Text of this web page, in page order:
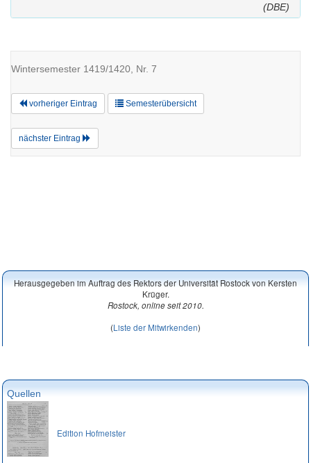
(DBE)
Wintersemester 1419/1420, Nr. 7
vorheriger Eintrag Semesterübersicht
nächster Eintrag
Herausgegeben im Auftrag des Rektors der Universität Rostock von Kersten
Krüger.
Rostock, online seit 2010.
(Liste der Mitwirkenden)
Quellen
Edition Hofmeister